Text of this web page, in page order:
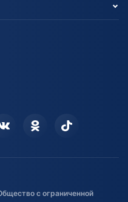
с ограниченной